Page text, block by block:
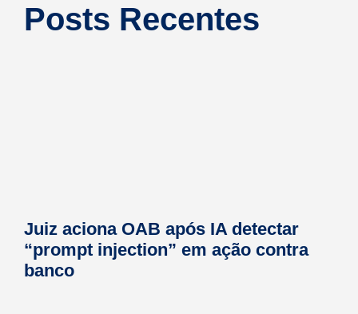
Posts Recentes
Juiz aciona OAB após IA detectar
“prompt injection” em ação contra
banco